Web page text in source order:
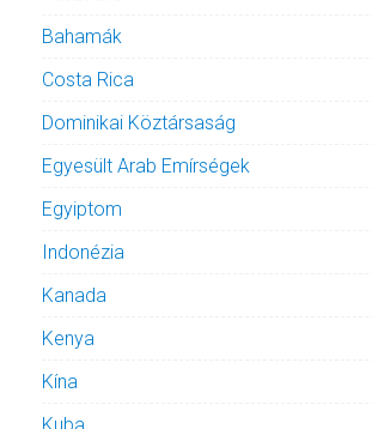
Bahamák
Costa Rica
Dominikai Köztársaság
Egyesült Arab Emírségek
Egyiptom
Indonézia
Kanada
Kenya
Kína